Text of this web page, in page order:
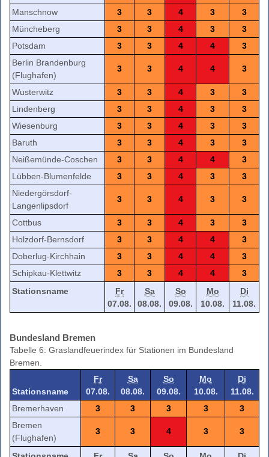
Manschnow
3 3 4 3
3
Müncheberg
3 3 4 3
3
Potsdam
3 3 4 4
3
Berlin Brandenburg
(Flughafen)
3 3 4 4 3
Wusterwitz 3 3 4 3
3
Lindenberg
3 3 4 3
3
Wiesenburg
3 3 4 3
3
Baruth
3 3 4 3
3
Neißemünde-Coschen
3 3 4 4
3
Lübben-Blumenfelde
3 3 4 3
3
Niedergörsdorf-
Langenlipsdorf
3 3 4 3 3
Cottbus 3 3 4 3
3
Holzdorf-Bernsdorf
3 3 4 4
3
Doberlug-Kirchhain
3 3 4 4
3
Schipkau-Klettwitz
3 3 4 4
3
Stationsname
Fr
07.08.
Sa
08.08.
So
09.08.
Mo
10.08.
Di
11.08.
Bundesland Bremen
Tabelle 6: Graslandfeuerindex für Stationen im Bundesland
Bremen.
Stationsname
Fr
07.08.
Sa
08.08.
So
09.08.
Mo
10.08.
Di
11.08.
Bremerhaven
3 3 3 3
3
Bremen
(Flughafen)
3 3 4 3 3